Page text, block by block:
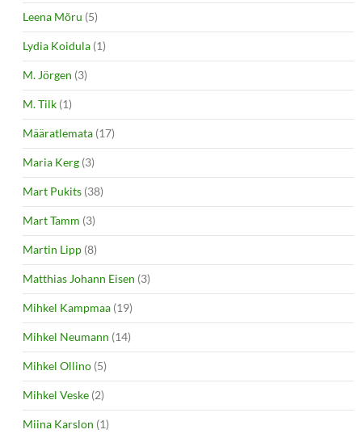
Leena Mõru (5)
Lydia Koidula (1)
M. Jörgen (3)
M. Tilk (1)
Määratlemata (17)
Maria Kerg (3)
Mart Pukits (38)
Mart Tamm (3)
Martin Lipp (8)
Matthias Johann Eisen (3)
Mihkel Kampmaa (19)
Mihkel Neumann (14)
Mihkel Ollino (5)
Mihkel Veske (2)
Miina Karslon (1)